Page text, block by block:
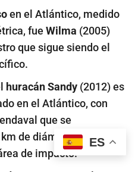
en el Atlántico, medido
fue Wilma (2005)
que sigue siendo el
huracán Sandy (2012) es
en el Atlántico, con
que se
de diámetro,
de impacto.
ES